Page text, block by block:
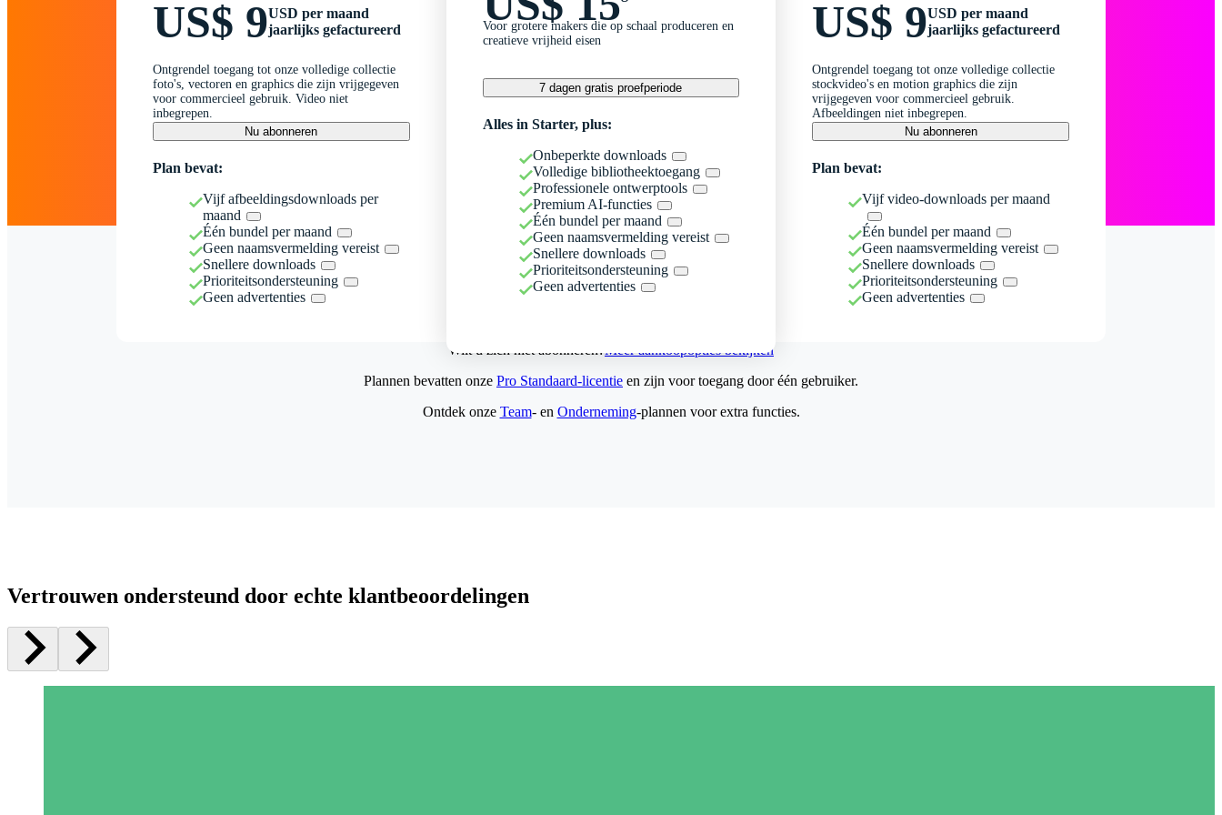
US$ 9USD per maand
jaarlijks gefactureerd
Ontgrendel toegang tot onze volledige collectie
foto's, vectoren en graphics die zijn vrijgegeven
voor commercieel gebruik. Video niet
inbegrepen.
Nu abonneren
Plan bevat:
Vijf afbeeldingsdownloads per
maand
Één bundel per maand
Geen naamsvermelding vereist
Snellere downloads
Prioriteitsondersteuning
Geen advertenties
Voor grotere makers die op schaal produceren en
creatieve vrijheid eisen
7 dagen gratis proefperiode
Alles in Starter, plus:
Onbeperkte downloads
Volledige bibliotheektoegang
Professionele ontwerptools
Premium AI-functies
Één bundel per maand
Geen naamsvermelding vereist
Snellere downloads
Prioriteitsondersteuning
Geen advertenties
US$ 9USD per maand
jaarlijks gefactureerd
Ontgrendel toegang tot onze volledige collectie
stockvideo's en motion graphics die zijn
vrijgegeven voor commercieel gebruik.
Afbeeldingen niet inbegrepen.
Nu abonneren
Plan bevat:
Vijf video-downloads per maand
Één bundel per maand
Geen naamsvermelding vereist
Snellere downloads
Prioriteitsondersteuning
Geen advertenties
Wilt u zich niet abonneren?Meer aankoopopties bekijken
Plannen bevatten onze Pro Standaard-licentie en zijn voor toegang door één gebruiker.
Ontdek onze Team- en Onderneming-plannen voor extra functies.
Vertrouwen ondersteund door echte klantbeoordelingen